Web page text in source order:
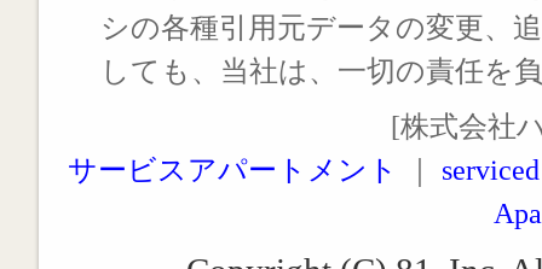
シの各種引用元データの変更、
しても、当社は、一切の責任を
[株式会社
サービスアパートメント